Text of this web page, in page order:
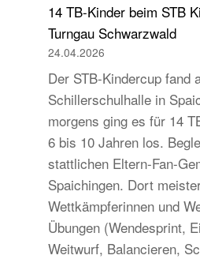
14 TB-Kinder beim STB
Turngau Schwarzwald
24.04.2026
Der STB-Kindercup fand
Schillerschulhalle in
morgens ging es für 14
6 bis 10 Jahren los.
stattlichen Eltern-Fan-
Spaichingen. Dort
Wettkämpferinnen und
Übungen (Wendesprint,
Weitwurf, Balancieren,